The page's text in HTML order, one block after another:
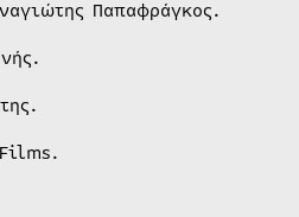
Παπαφράγκος.